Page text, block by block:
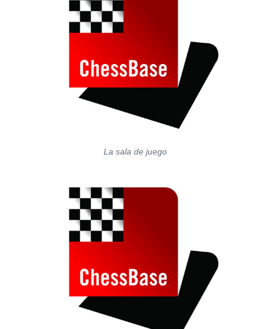
La sala de juego